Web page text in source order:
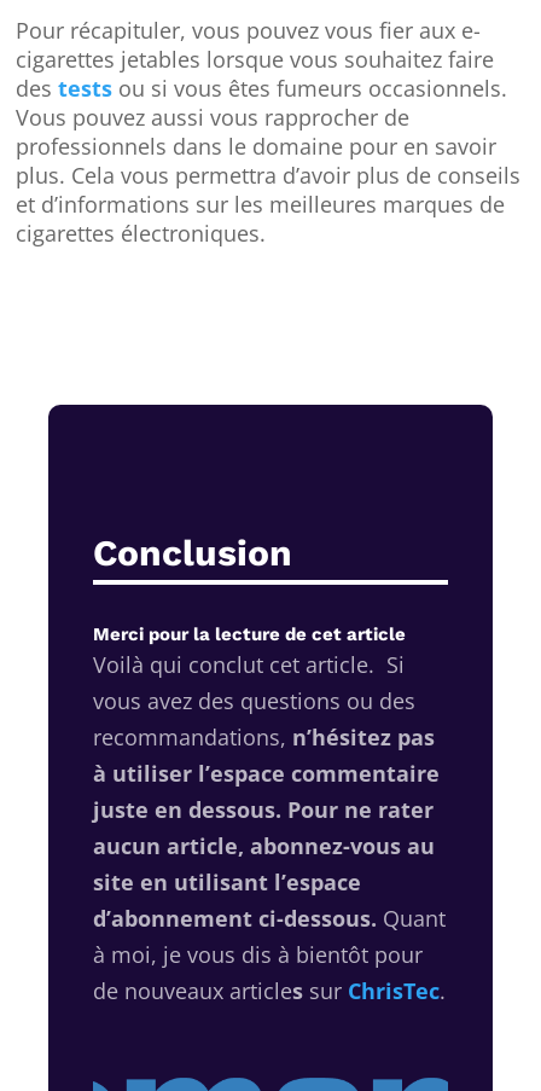
Pour récapituler, vous pouvez vous fier aux e-
cigarettes jetables lorsque vous souhaitez faire
destests ou si vous êtes fumeurs occasionnels.
Vous pouvez aussi vous rapprocher de
professionnels dans le domaine pour en savoir
plus. Cela vous permettra d’avoir plus de conseils
et d’informations sur les meilleures marques de
cigarettes électroniques.
Conclusion
Merci pour la lecture de cet article
Voilà qui conclut cet article. Si
vous avez des questions ou des
recommandations, n’hésitez pas
à utiliser l’espace commentaire
juste en dessous. Pour ne rater
aucun article, abonnez-vous au
site en utilisant l’espace
d’abonnement ci-dessous. Quant
à moi, je vous dis à bientôt pour
de nouveaux articles sur ChrisTec.